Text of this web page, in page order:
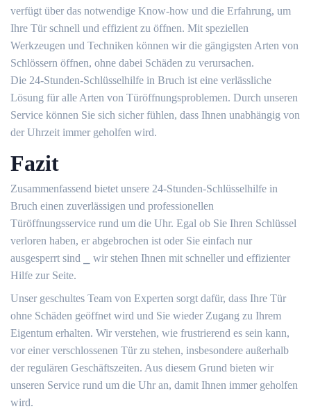
verfügt über das notwendige Know-how und die Erfahrung, um
Ihre Tür schnell und effizient zu öffnen.​ Mit speziellen
Werkzeugen und Techniken können wir die gängigsten Arten von
Schlössern öffnen, ohne dabei Schäden zu verursachen.​
Die 24-Stunden-Schlüsselhilfe in Bruch ist eine verlässliche
Lösung für alle Arten von Türöffnungsproblemen.​ Durch unseren
Service können Sie sich sicher fühlen, dass Ihnen unabhängig von
der Uhrzeit immer geholfen wird.​
Fazit
Zusammenfassend bietet unsere 24-Stunden-Schlüsselhilfe in
Bruch einen zuverlässigen und professionellen
Türöffnungsservice rund um die Uhr.​ Egal ob Sie Ihren Schlüssel
verloren haben, er abgebrochen ist oder Sie einfach nur
ausgesperrt sind ⎯ wir stehen Ihnen mit schneller und effizienter
Hilfe zur Seite.​
Unser geschultes Team von Experten sorgt dafür, dass Ihre Tür
ohne Schäden geöffnet wird und Sie wieder Zugang zu Ihrem
Eigentum erhalten. Wir verstehen, wie frustrierend es sein kann,
vor einer verschlossenen Tür zu stehen, insbesondere außerhalb
der regulären Geschäftszeiten. Aus diesem Grund bieten wir
unseren Service rund um die Uhr an, damit Ihnen immer geholfen
wird.​